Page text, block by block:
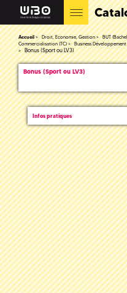
Accueil Droit, Economie, Gestion BUT
Commercialisation (TC)
Business
Bonus (Sport ou LV3)
Bonus (Sport ou LV3)
Infos pratiques